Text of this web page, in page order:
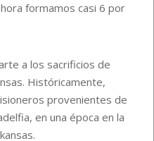
formamos casi 6 por
a los sacrificios de
Históricamente,
provenientes de
en una época en la